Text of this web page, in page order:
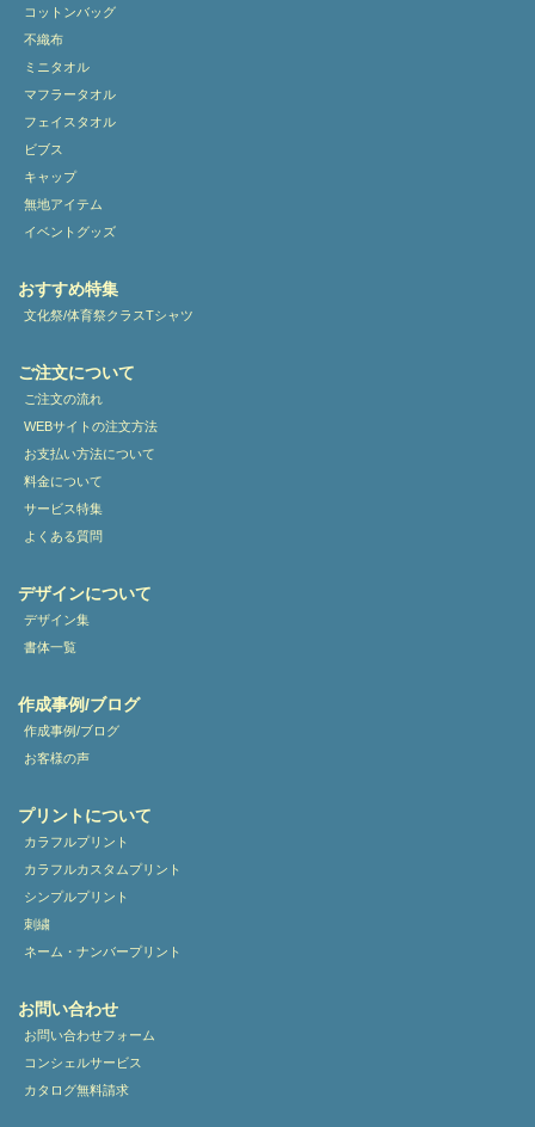
コットンバッグ
不織布
ミニタオル
マフラータオル
フェイスタオル
ビブス
キャップ
無地アイテム
イベントグッズ
おすすめ特集
文化祭/体育祭クラスTシャツ
ご注文について
ご注文の流れ
WEBサイトの注文方法
お支払い方法について
料金について
サービス特集
よくある質問
デザインについて
デザイン集
書体一覧
作成事例/ブログ
作成事例/ブログ
お客様の声
プリントについて
カラフルプリント
カラフルカスタムプリント
シンプルプリント
刺繍
ネーム・ナンバープリント
お問い合わせ
お問い合わせフォーム
コンシェルサービス
カタログ無料請求